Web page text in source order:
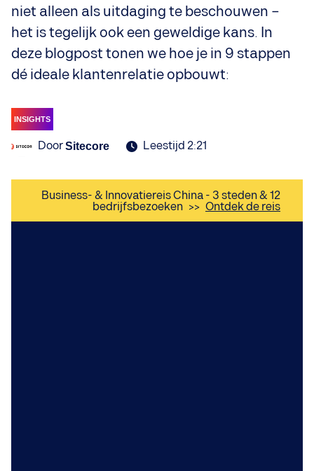
niet alleen als uitdaging te beschouwen –
het is tegelijk ook een geweldige kans. In
deze blogpost tonen we hoe je in 9 stappen
dé ideale klantenrelatie opbouwt:
INSIGHTS
DoorSitecore Leestijd 2:21
Business- & Innovatiereis China - 3 steden & 12
bedrijfsbezoeken >> Ontdek de reis